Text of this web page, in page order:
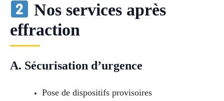
Nos services après
effraction
A. Sécurisation d’urgence
Pose de dispositifs provisoires